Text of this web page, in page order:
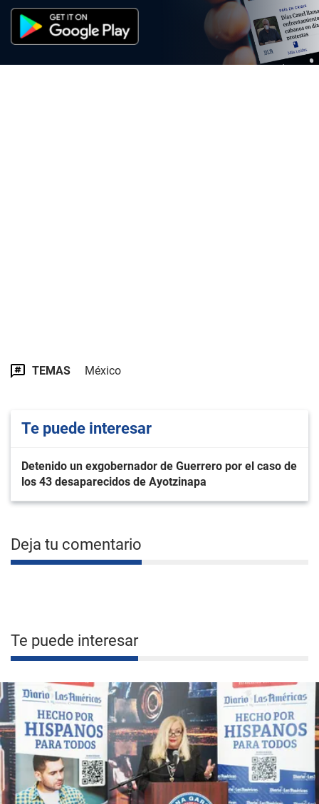
TEMAS México
Te puede interesar
Detenido un exgobernador de Guerrero por el caso de
los 43 desaparecidos de Ayotzinapa
Deja tu comentario
Te puede interesar